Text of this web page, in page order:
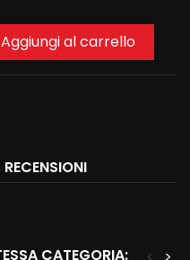
Aggiungi al carrello
RECENSIONI
CATEGORIA: